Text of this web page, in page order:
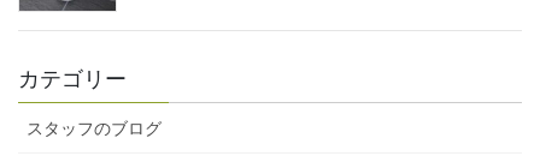
カテゴリー
スタッフのブログ